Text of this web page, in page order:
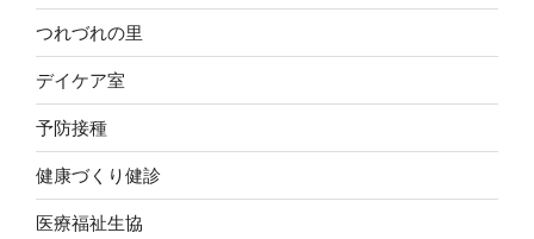
つれづれの里
デイケア室
予防接種
健康づくり健診
医療福祉生協